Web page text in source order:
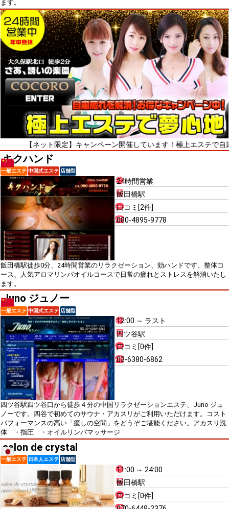
ます。
ット限定】キャンペーン開催しています！極上エステで自粛疲れを
キクハンド
一般エステ 中国式エステ 店舗型
24時間営業
飯田橋駅
口コミ[2件]
080-4895-9778
飯田橋駅徒歩0分、24時間営業のリラクゼーション、効ハンドです。整体コ
ース、人気アロマリンパオイルコースで日常の疲れとストレスを解消いたし
ます。
Juno ジュノー
一般エステ 中国式エステ 店舗型
12:00 ～ ラスト
四ツ谷駅
口コミ[0件]
03-6380-6862
四ツ谷駅四ツ谷口から徒歩４分の中国リラクゼーションエステ、Juno ジュ
ノーです。四谷で初めてのサウナ・アカスリがご利用いただけます。コスト
パフォーマンスの高い「癒しの空間」をどうぞご堪能ください。アカスリ洗
体 ・指圧 ・オイルリンパマッサージ
salon de crystal
一般エステ 日本人エステ 店舗型
11:00 ～ 24:00
飯田橋駅
口コミ[0件]